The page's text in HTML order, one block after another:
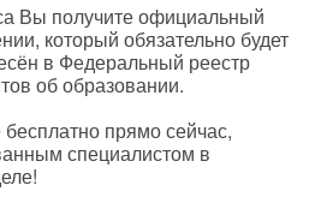
Вы получите официальный
который обязательно будет
в Федеральный реестр
об образовании.
прямо сейчас,
специалистом в